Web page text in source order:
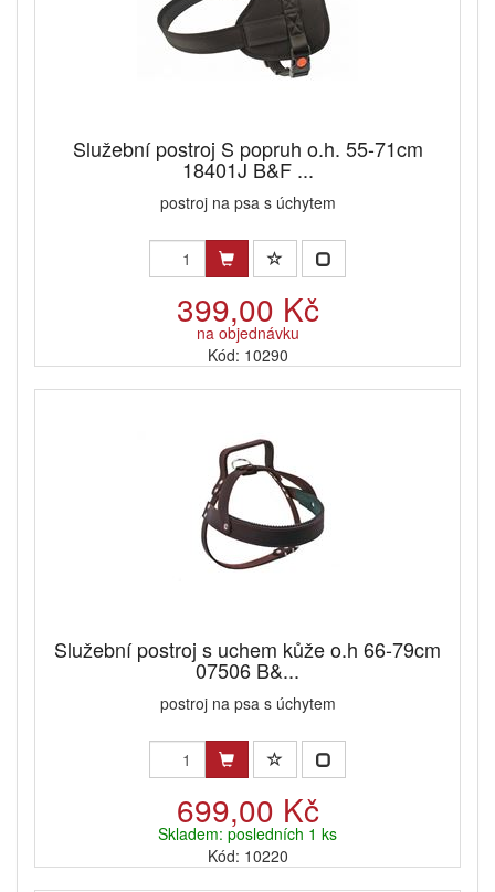
Služební postroj S popruh o.h. 55-71cm
18401J B&F ...
postroj na psa s úchytem
399,00 Kč
na objednávku
Kód: 10290
Služební postroj s uchem kůže o.h 66-79cm
07506 B&...
postroj na psa s úchytem
699,00 Kč
Skladem: posledních 1 ks
Kód: 10220